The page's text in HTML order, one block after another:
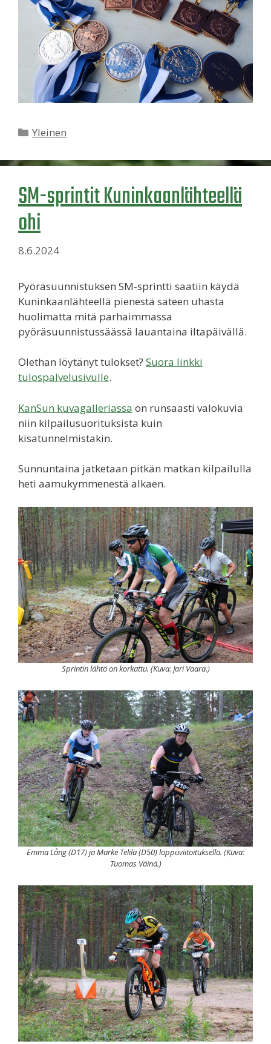
Kategoriat
Yleinen
SM-sprintit Kuninkaanlähteellä
ohi
8.6.2024
Pyöräsuunnistuksen SM-sprintti saatiin käydä
Kuninkaanlähteellä pienestä sateen uhasta
huolimatta mitä parhaimmassa
pyöräsuunnistussäässä lauantaina iltapäivällä.
Olethan löytänyt tulokset? Suora linkki
tulospalvelusivulle.
KanSun kuvagalleriassa on runsaasti valokuvia
niin kilpailusuorituksista kuin
kisatunnelmistakin.
Sunnuntaina jatketaan pitkän matkan kilpailulla
heti aamukymmenestä alkaen.
Sprintin lähtö on korkattu. (Kuva: Jari Vaara.)
Emma Lång (D17) ja Marke Telilä (D50) loppuviitoituksella. (Kuva:
Tuomas Väinä.)